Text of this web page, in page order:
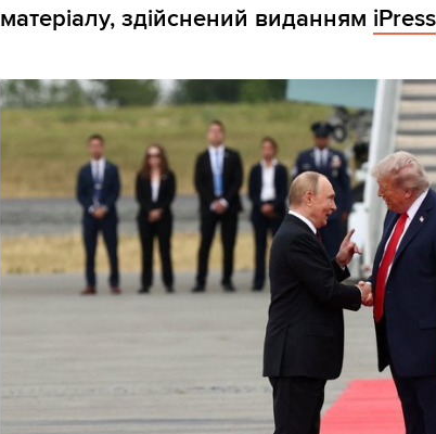
матеріалу, здійснений виданням iPress